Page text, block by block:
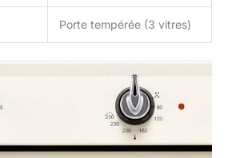
Porte tempérée (3 vitres)